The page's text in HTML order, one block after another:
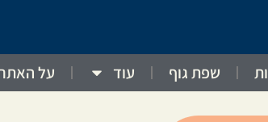
שפת גוף עוד על